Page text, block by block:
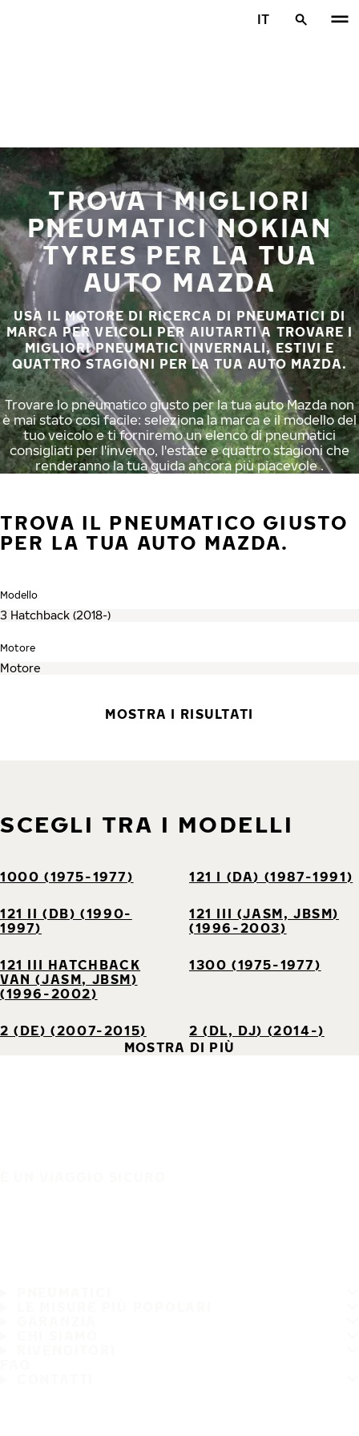
IT
TROVA I MIGLIORI
PNEUMATICI NOKIAN
TYRES PER LA TUA
AUTO MAZDA
USA IL MOTORE DI RICERCA DI PNEUMATICI DI
MARCA PER VEICOLI PER AIUTARTI A TROVARE I
MIGLIORI PNEUMATICI INVERNALI, ESTIVI E
QUATTRO STAGIONI PER LA TUA AUTO MAZDA.
Trovare lo pneumatico giusto per la tua auto Mazda non
è mai stato così facile: seleziona la marca e il modello del
tuo veicolo e ti forniremo un elenco di pneumatici
consigliati per l'inverno, l'estate e quattro stagioni che
renderanno la tua guida ancora più piacevole .
TROVA IL PNEUMATICO GIUSTO
PER LA TUA AUTO MAZDA.
Modello
Motore
MOSTRA I RISULTATI
SCEGLI TRA I MODELLI
1000 (1975-1977) 121 I (DA) (1987-1991)
121 II (DB) (1990-
1997)
121 III (JASM, JBSM)
(1996-2003)
121 III HATCHBACK
VAN (JASM, JBSM)
(1996-2002)
1300 (1975-1977)
2 (DE) (2007-2015)
2 (DL, DJ) (2014-)
MOSTRA DI PIÙ